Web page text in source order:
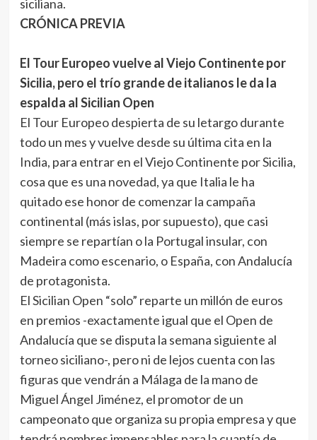
siciliana.
CRÓNICA PREVIA
El Tour Europeo vuelve al Viejo Continente por
Sicilia, pero el trío grande de italianos le da la
espalda al Sicilian Open
El Tour Europeo despierta de su letargo durante
todo un mes y vuelve desde su última cita en la
India, para entrar en el Viejo Continente por Sicilia,
cosa que es una novedad, ya que Italia le ha
quitado ese honor de comenzar la campaña
continental (más islas, por supuesto), que casi
siempre se repartían o la Portugal insular, con
Madeira como escenario, o España, con Andalucía
de protagonista.
El Sicilian Open “solo” reparte un millón de euros
en premios -exactamente igual que el Open de
Andalucía que se disputa la semana siguiente al
torneo siciliano-, pero ni de lejos cuenta con las
figuras que vendrán a Málaga de la mano de
Miguel Ángel Jiménez, el promotor de un
campeonato que organiza su propia empresa y que